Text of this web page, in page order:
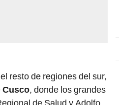
resto de regiones del sur,
Cusco , donde los grandes
de Salud y Adolfo